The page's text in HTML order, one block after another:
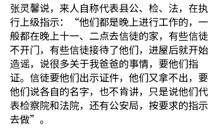
张灵馨说，来人自称代表县公、检、法，在执
行上级指示：“他们都是晚上进行工作的，一
般都在晚上十一、二点去信徒的家，有些信徒
不开门，有些信徒接待了他们，进屋后就开始
造谣，说很多关于我爸爸的事情，要他们指
证。信徒要他们出示证件，他们又拿不出，要
他们说各自的名字，也不肯讲，只是说他们代
表检察院和法院，还有公安局，按要求的指示
去做”。